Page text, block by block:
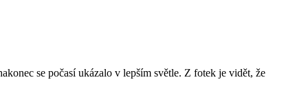
se počasí ukázalo v lepším světle. Z fotek je vidět, že